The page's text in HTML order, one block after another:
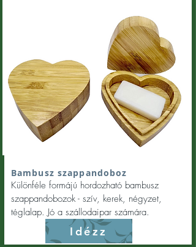
Bambusz szappandoboz
Különféle formájú hordozható bambusz
szappandobozok - szív, kerek, négyzet,
téglalap. Jó a szállodaipar számára.
Idézz